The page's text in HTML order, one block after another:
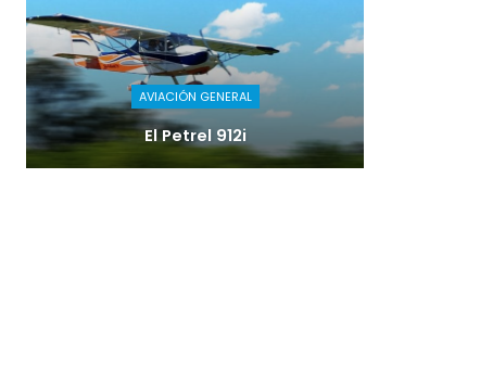
AVIACIÓN GENERAL
El Petrel 912i